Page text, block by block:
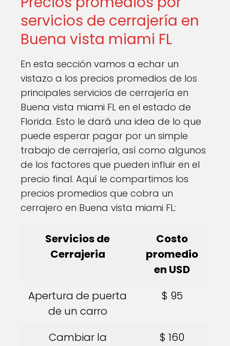
servicios de cerrajería en
Buena vista miami FL
En esta sección vamos a echar un
vistazo a los precios promedios de los
principales servicios de cerrajería en
Buena vista miami FL en el estado de
Florida. Esto le dará una idea de lo que
puede esperar pagar por un simple
trabajo de cerrajería, así como algunos
de los factores que pueden influir en el
precio final. Aquí le compartimos los
precios promedios que cobra un
cerrajero en Buena vista miami FL:
Servicios de
Cerrajeria
Costo
promedio
en USD
Apertura de puerta
de un carro
$ 95
Cambiar la
$ 160